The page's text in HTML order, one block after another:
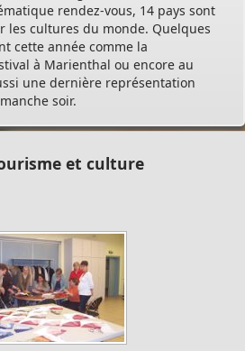
rendez-vous, 14 pays sont
les cultures du monde. Quelques
cette année comme la
à Marienthal ou encore au
une dernière représentation
soir.
et culture